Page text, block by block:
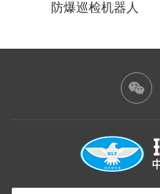
防爆巡检机器人